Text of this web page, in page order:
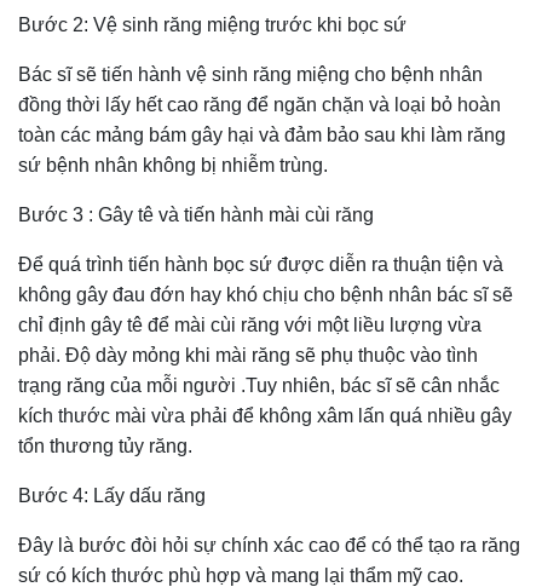
Bước 2: Vệ sinh răng miệng trước khi bọc sứ
Bác sĩ sẽ tiến hành vệ sinh răng miệng cho bệnh nhân
đồng thời lấy hết cao răng để ngăn chặn và loại bỏ hoàn
toàn các mảng bám gây hại và đảm bảo sau khi làm răng
sứ bệnh nhân không bị nhiễm trùng.
Bước 3 : Gây tê và tiến hành mài cùi răng
Để quá trình tiến hành bọc sứ được diễn ra thuận tiện và
không gây đau đớn hay khó chịu cho bệnh nhân bác sĩ sẽ
chỉ định gây tê để mài cùi răng với một liều lượng vừa
phải. Độ dày mỏng khi mài răng sẽ phụ thuộc vào tình
trạng răng của mỗi người .Tuy nhiên, bác sĩ sẽ cân nhắc
kích thước mài vừa phải để không xâm lấn quá nhiều gây
tổn thương tủy răng.
Bước 4: Lấy dấu răng
Đây là bước đòi hỏi sự chính xác cao để có thể tạo ra răng
sứ có kích thước phù hợp và mang lại thẩm mỹ cao.